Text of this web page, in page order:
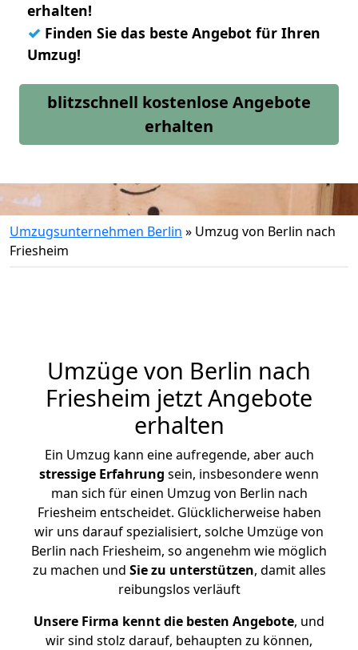
erhalten!
✓ Finden Sie das beste Angebot für Ihren
Umzug!
blitzschnell kostenlose Angebote
erhalten
Umzugsunternehmen Berlin » Umzug von Berlin nach
Friesheim
Umzüge von Berlin nach
Friesheim jetzt Angebote
erhalten
Ein Umzug kann eine aufregende, aber auch
stressige Erfahrung sein, insbesondere wenn
man sich für einen Umzug von Berlin nach
Friesheim entscheidet. Glücklicherweise haben
wir uns darauf spezialisiert, solche Umzüge von
Berlin nach Friesheim, so angenehm wie möglich
zu machen und Sie zu unterstützen, damit alles
reibungslos verläuft
Unsere Firma kennt die besten Angebote, und
wir sind stolz darauf, behaupten zu können,